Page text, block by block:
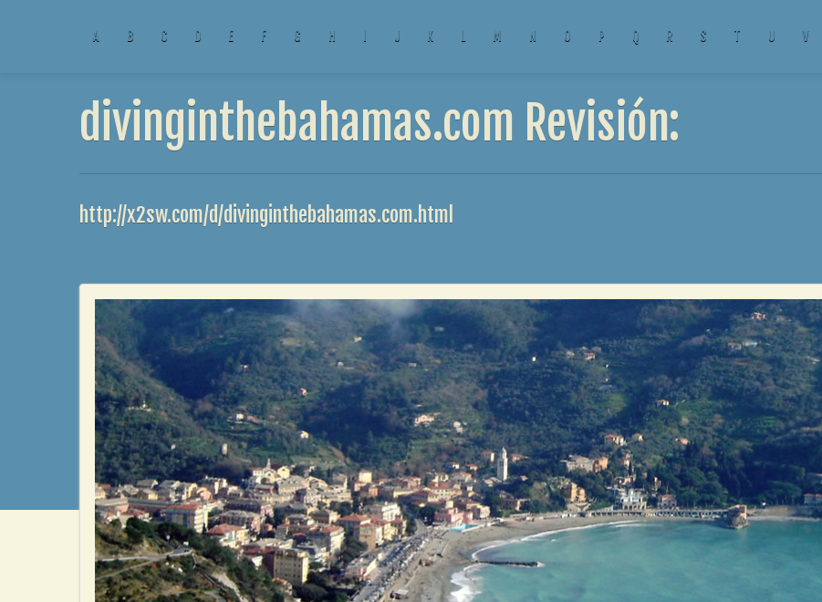
A B C D E F G H I J K L M N O P Q R S T U V
divinginthebahamas.com Revisión:
http://x2sw.com/d/divinginthebahamas.com.html